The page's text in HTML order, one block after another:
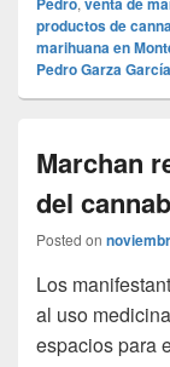
productos de
marihuana en
Pedro Garza García
Marchan
del
Posted on
Los
al uso
espacios para